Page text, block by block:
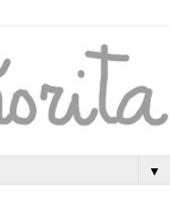
▼